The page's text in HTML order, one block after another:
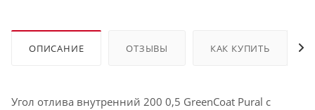
ОПИСАНИЕ ОТЗЫВЫ КАК КУПИТЬ
Угол отлива внутренний 200 0,5 GreenСoat Pural с